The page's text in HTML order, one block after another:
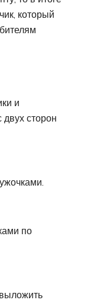
который
и
сторон
по